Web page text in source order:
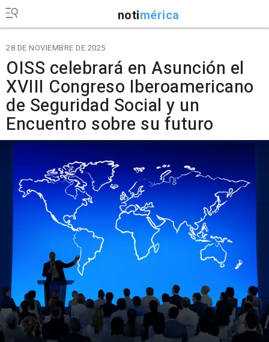
notimérica
28 DE NOVIEMBRE DE 2025
OISS celebrará en Asunción el
XVIII Congreso Iberoamericano
de Seguridad Social y un
Encuentro sobre su futuro